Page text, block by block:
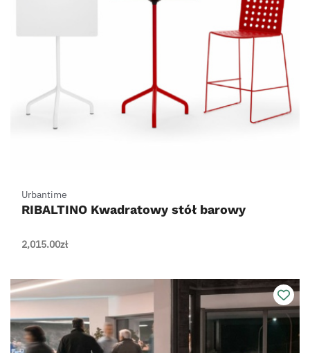
Urbantime
RIBALTINO Kwadratowy stół barowy
2,015.00zł